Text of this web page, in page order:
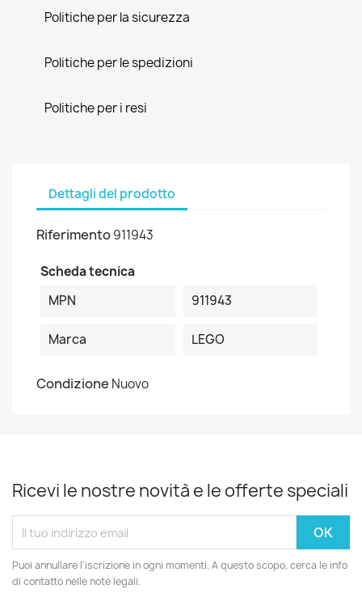
Politiche per la sicurezza
Politiche per le spedizioni
Politiche per i resi
Dettagli del prodotto
Riferimento911943
Scheda tecnica
MPN
911943
Marca LEGO
Condizione Nuovo
Ricevi le nostre novità e le offerte speciali
Puoi annullare l'iscrizione in ogni momenti. A questo scopo, cerca le info
di contatto nelle note legali.